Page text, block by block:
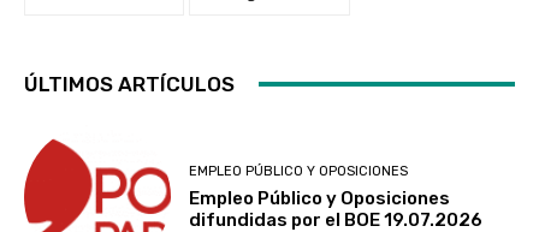
ÚLTIMOS ARTÍCULOS
EMPLEO PÚBLICO Y OPOSICIONES
Empleo Público y Oposiciones
difundidas por el BOE 19.07.2026